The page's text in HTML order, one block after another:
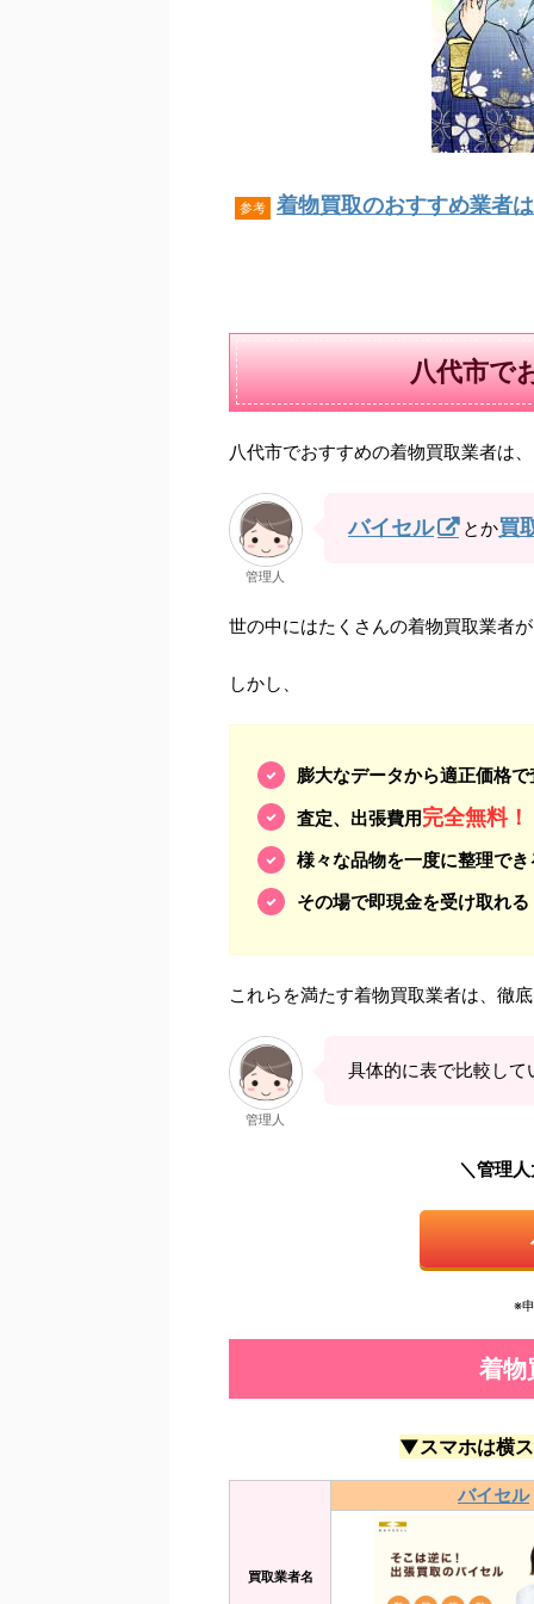
参考 着物買取のおすすめ業者
八代市で
八代市でおすすめの着物買取業者は
管理人
バイセル とか買
世の中にはたくさんの着物買取業者
しかし、
膨大なデータから適正価格
査定、出張費用完全無料！
様々な品物を一度に整理でき
その場で即現金を受け取れる
これらを満たす着物買取業者は、徹
管理人
具体的に表で比較し
＼管理
※
着物
▼スマホは横
買取業者名
バイセル